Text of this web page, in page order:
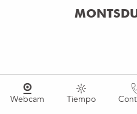
Webcam Tiempo